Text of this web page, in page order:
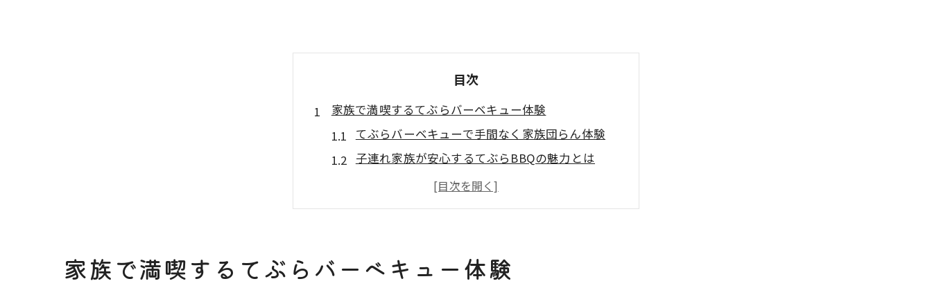
目次
家族で満喫するてぶらバーベキュー体験
てぶらバーベキューで手間なく家族団らん体験
子連れ家族が安心するてぶらBBQの魅力とは
親子で楽しむてぶらバーベキューの新常識を解説
てぶらバーベキューが叶える家族の休日満喫術
子供と安心して遊べる手ぶらBBQ活用法
てぶらバーベキューで子供が遊べる環境づくり
家族で満喫するてぶらバーベキュー体験